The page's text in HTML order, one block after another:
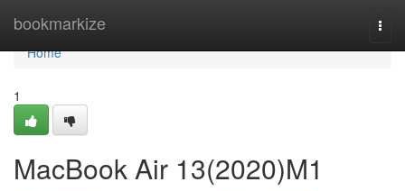
bookmarkize
Home
Home
1
MacBook Air 13(2020)M1